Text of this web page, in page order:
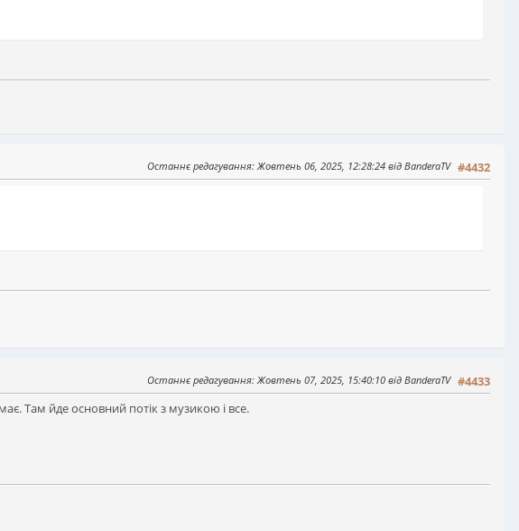
#4432
Останнє редагування: Жовтень 06, 2025, 12:28:24 від BanderaTV
#4433
Останнє редагування: Жовтень 07, 2025, 15:40:10 від BanderaTV
Там йде основний потік з музикою і все.